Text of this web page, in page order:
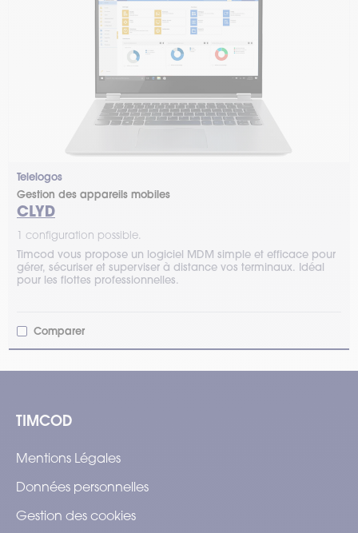
Telelogos
Gestion des appareils mobiles
CLYD
1 configuration possible.
Timcod vous propose un logiciel MDM simple et efficace pour
gérer, sécuriser et superviser à distance vos terminaux. Idéal
pour les flottes professionnelles.
Comparer
TIMCOD
Mentions Légales
Données personnelles
Gestion des cookies